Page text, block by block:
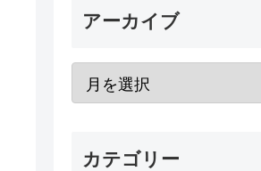
アーカイブ
カテゴリー